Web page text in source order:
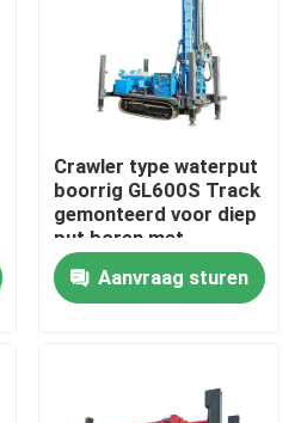
Crawler type waterput
boorrig GL600S Track
gemonteerd voor diep
put boren met
maximale diepte 600m
en diameterbereik 105
tot 500mm
Aanvraag sturen